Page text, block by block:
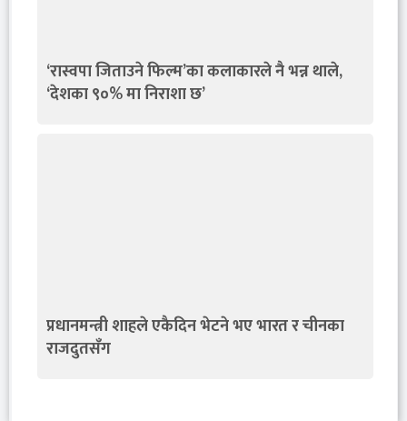
‘रास्वपा जिताउने फिल्म’का कलाकारले नै भन्न थाले,
‘देशका ९०% मा निराशा छ’
प्रधानमन्त्री शाहले एकैदिन भेटने भए भारत र चीनका
राजदुतसँग